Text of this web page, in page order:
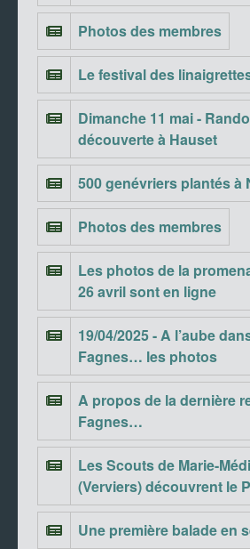
Photos des membres
Le festival des
Dimanche 11 mai -
découverte à Hauset
500 genévriers plantés à
Photos des membres
Les photos de la
26 avril sont en ligne
19/04/2025 - A l’aube
Fagnes… les photos
A propos de la dernière
Fagnes…
Les Scouts de Marie-
(Verviers) découvrent le
Une première balade en